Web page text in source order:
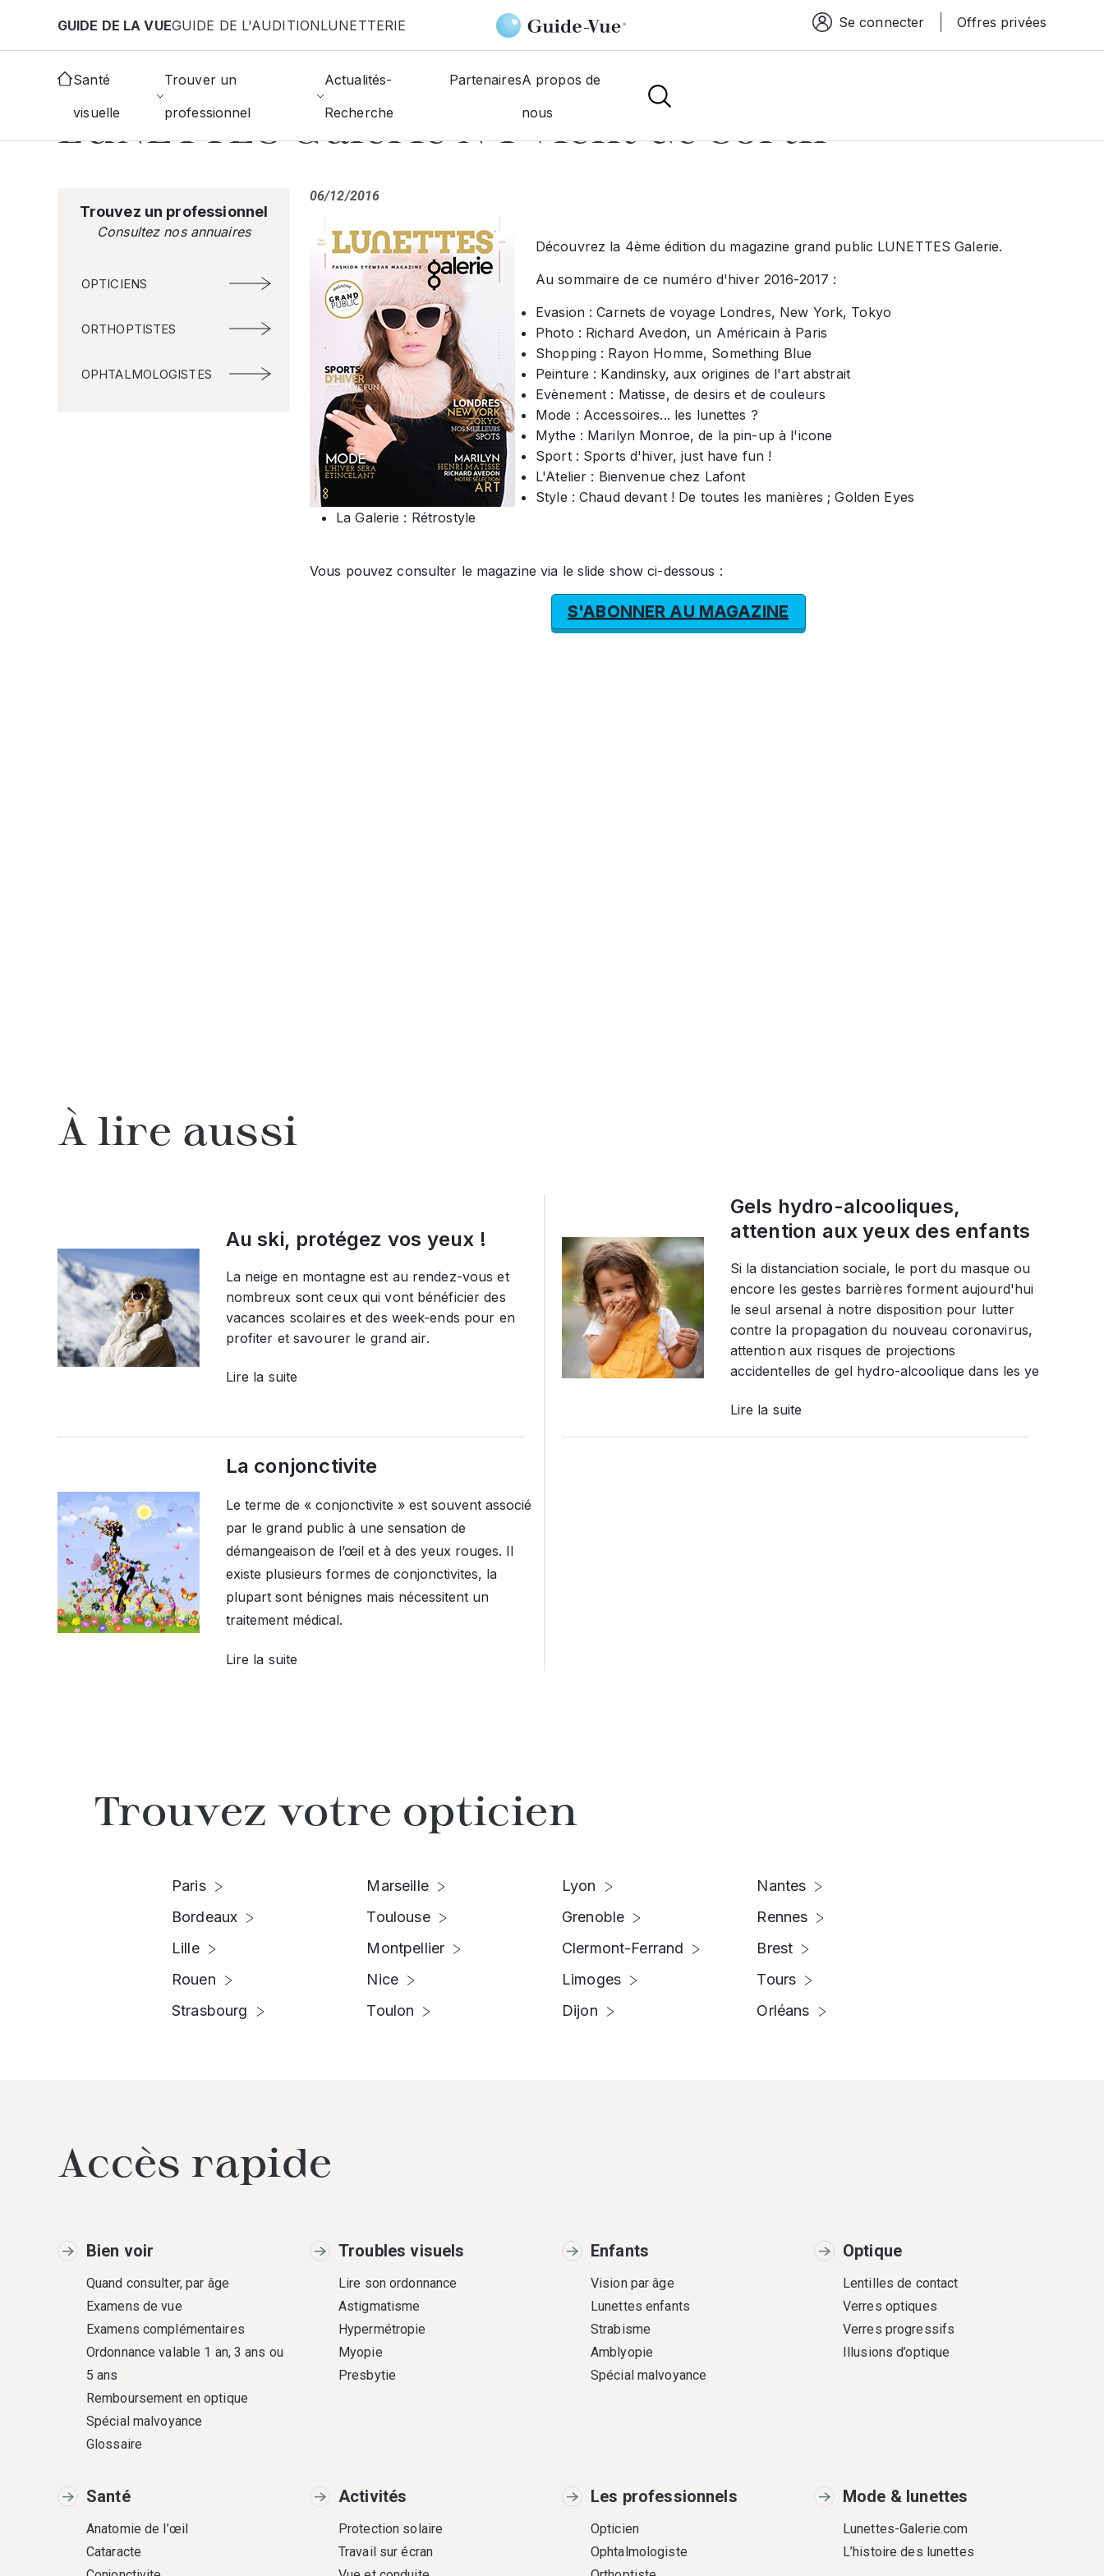
GUIDE DE LA VUEGUIDE DE L'AUDITIONLUNETTERIE Espace connexion
Se connecter Offres privées
Santé
visuelle
Trouver un
professionnel
Actualités-
Recherche
PartenairesA propos de
nous
#Evénements
LUNETTES Galerie N°4 vient de sortir
Trouvez un professionnel
Consultez nos annuaires
OPTICIENS
ORTHOPTISTES
OPHTALMOLOGISTES
06/12/2016
Découvrez la 4ème édition du magazine grand public LUNETTES Galerie.
Au sommaire de ce numéro d'hiver 2016-2017 :
Evasion : Carnets de voyage Londres, New York, Tokyo
Photo : Richard Avedon, un Américain à Paris
Shopping : Rayon Homme, Something Blue
Peinture : Kandinsky, aux origines de l'art abstrait
Evènement : Matisse, de desirs et de couleurs
Mode : Accessoires... les lunettes ?
Mythe : Marilyn Monroe, de la pin-up à l'icone
Sport : Sports d'hiver, just have fun !
L'Atelier : Bienvenue chez Lafont
Style : Chaud devant ! De toutes les manières ; Golden Eyes
La Galerie : Rétrostyle
Vous pouvez consulter le magazine via le slide show ci-dessous :
S'ABONNER AU MAGAZINE
À lire aussi
Au ski, protégez vos yeux !
La neige en montagne est au rendez-vous et
nombreux sont ceux qui vont bénéficier des
vacances scolaires et des week-ends pour en
profiter et savourer le grand air.
Lire la suite
Gels hydro-alcooliques,
attention aux yeux des enfants
Si la distanciation sociale, le port du masque ou
encore les gestes barrières forment aujourd'hui
le seul arsenal à notre disposition pour lutter
contre la propagation du nouveau coronavirus,
attention aux risques de projections
accidentelles de gel hydro-alcoolique dans les ye
Lire la suite
La conjonctivite
Le terme de « conjonctivite » est souvent associé
par le grand public à une sensation de
démangeaison de l’œil et à des yeux rouges. Il
existe plusieurs formes de conjonctivites, la
plupart sont bénignes mais nécessitent un
traitement médical.
Lire la suite
Trouvez votre opticien
Paris
Bordeaux
Lille
Rouen
Strasbourg
Marseille
Toulouse
Montpellier
Nice
Toulon
Lyon
Grenoble
Clermont-Ferrand
Limoges
Dijon
Nantes
Rennes
Brest
Tours
Orléans
Accès rapide
Bien voir
Quand consulter, par âge
Examens de vue
Examens complémentaires
Ordonnance valable 1 an, 3 ans ou
5 ans
Remboursement en optique
Spécial malvoyance
Glossaire
Troubles visuels
Lire son ordonnance
Astigmatisme
Hypermétropie
Myopie
Presbytie
Enfants
Vision par âge
Lunettes enfants
Strabisme
Amblyopie
Spécial malvoyance
Optique
Lentilles de contact
Verres optiques
Verres progressifs
Illusions d’optique
Santé
Anatomie de l’œil
Cataracte
Activités
Protection solaire
Travail sur écran
Les professionnels
Opticien
Ophtalmologiste
Mode & lunettes
Lunettes-Galerie.com
L’histoire des lunettes